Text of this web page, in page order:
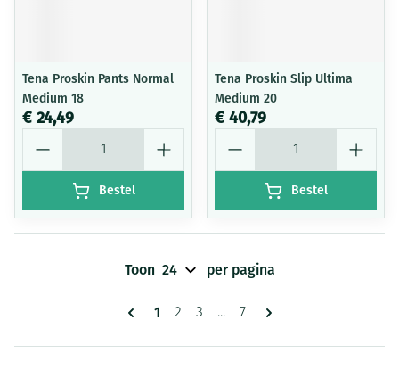
Tena Proskin Pants Normal
Medium 18
€ 24,49
Bestel
Tena Proskin Slip Ultima
Medium 20
€ 40,79
Bestel
Pagina's
U lees momenteel pagina
1 Pagina
2 Pagina
3 ... Pagina
7
Toon per pagina